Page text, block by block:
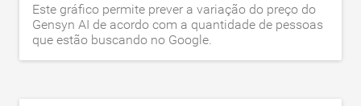
Este gráfico permite prever a variação do preço do
Gensyn AI de acordo com a quantidade de pessoas
que estão buscando no Google.